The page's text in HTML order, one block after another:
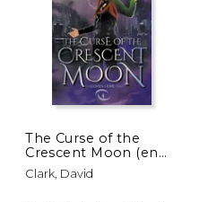
The Curse of the
Crescent Moon (en
Inglés)
Clark, David